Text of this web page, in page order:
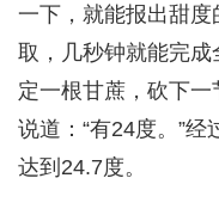
一下，就能报出甜
取，几秒钟就能完
定一根甘蔗，砍下
说道：“有24度。”
达到24.7度。